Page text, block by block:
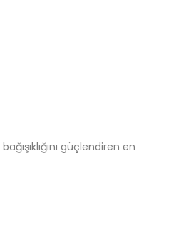
güçlendiren en